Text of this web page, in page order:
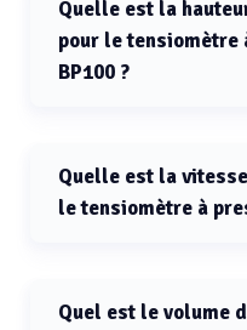
Quelle est la
pour le tensiomètre
BP100 ?
Quelle est la
le tensiomètre à
Quel est le volume